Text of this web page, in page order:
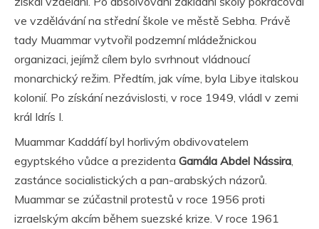
ve vzdělávání na střední škole ve městě Sebha. Právě
tady Muammar vytvořil podzemní mládežnickou
organizaci, jejímž cílem bylo svrhnout vládnoucí
monarchický režim. Předtím, jak víme, byla Libye italskou
kolonií. Po získání nezávislosti, v roce 1949, vládl v zemi
král Idrís I.
Muammar Kaddáfí byl horlivým obdivovatelem
egyptského vůdce a prezidenta Gamála Abdel Nássira
zastánce socialistických a pan-arabských názorů.
Muammar se zúčastnil protestů v roce 1956 proti
izraelským akcím během suezské krize. V roce 1961